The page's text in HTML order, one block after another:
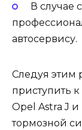
В случае
автосервису.
Следуя этим
приступить
Opel Astra J и
тормозной